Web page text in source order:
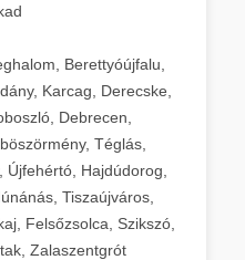
Berettyóújfalu,
Karcag, Derecske,
Debrecen,
Téglás,
Hajdúdorog,
Tiszaújváros,
Felsőzsolca, Szikszó,
Zalaszentgrót